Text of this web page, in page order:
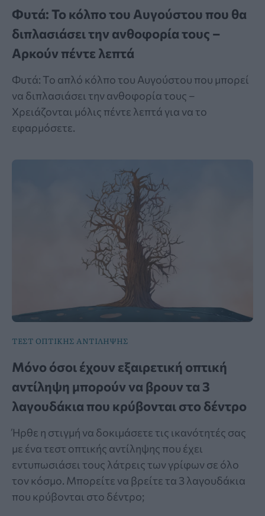
Φυτά: Το κόλπο του Αυγούστου που θα
διπλασιάσει την ανθοφορία τους –
Αρκούν πέντε λεπτά
Φυτά: Το απλό κόλπο του Αυγούστου που μπορεί
να διπλασιάσει την ανθοφορία τους –
Χρειάζονται μόλις πέντε λεπτά για να το
εφαρμόσετε.
ΤΕΣΤ ΟΠΤΙΚΗΣ ΑΝΤΙΛΗΨΗΣ
Μόνο όσοι έχουν εξαιρετική οπτική
αντίληψη μπορούν να βρουν τα 3
λαγουδάκια που κρύβονται στο δέντρο
Ήρθε η στιγμή να δοκιμάσετε τις ικανότητές σας
με ένα τεστ οπτικής αντίληψης που έχει
εντυπωσιάσει τους λάτρεις των γρίφων σε όλο
τον κόσμο. Μπορείτε να βρείτε τα 3 λαγουδάκια
που κρύβονται στο δέντρο;